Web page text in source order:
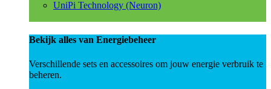
UniPi Technology (Neuron)
Bekijk alles van Energiebeheer
Verschillende sets en accessoires om jouw energie verbruik te
beheren.